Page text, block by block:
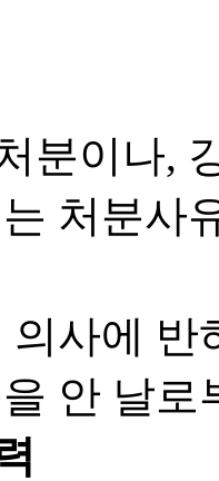
분이나,
처분사
의사에
안 날로